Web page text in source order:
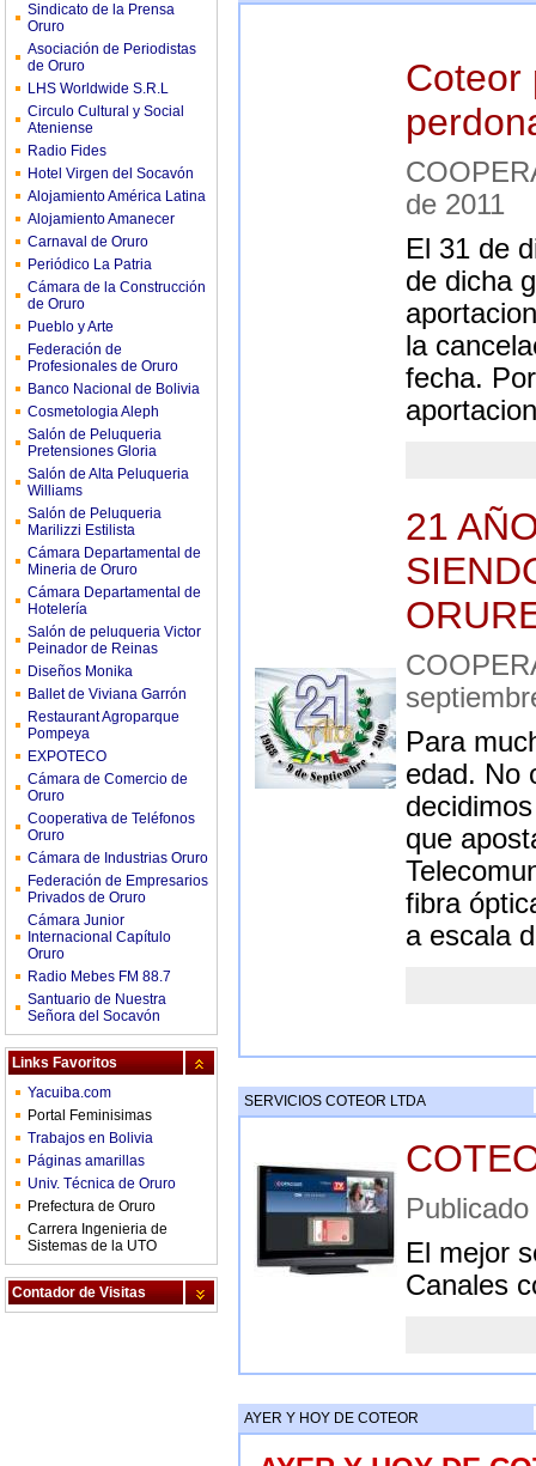
Sindicato de la Prensa
Oruro
Asociación de Periodistas
de Oruro
LHS Worldwide S.R.L
Circulo Cultural y Social
Ateniense
Radio Fides
Hotel Virgen del Socavón
Alojamiento América Latina
Alojamiento Amanecer
Carnaval de Oruro
Periódico La Patria
Cámara de la Construcción
de Oruro
Pueblo y Arte
Federación de
Profesionales de Oruro
Banco Nacional de Bolivia
Cosmetologia Aleph
Salón de Peluqueria
Pretensiones Gloria
Salón de Alta Peluqueria
Williams
Salón de Peluqueria
Marilizzi Estilista
Cámara Departamental de
Mineria de Oruro
Cámara Departamental de
Hotelería
Salón de peluqueria Victor
Peinador de Reinas
Diseños Monika
Ballet de Viviana Garrón
Restaurant Agroparque
Pompeya
EXPOTECO
Cámara de Comercio de
Oruro
Cooperativa de Teléfonos
Oruro
Cámara de Industrias Oruro
Federación de Empresarios
Privados de Oruro
Cámara Junior
Internacional Capítulo
Oruro
Radio Mebes FM 88.7
Santuario de Nuestra
Señora del Socavón
Links Favoritos
Yacuiba.com
Portal Feminisimas
Trabajos en Bolivia
Páginas amarillas
Univ. Técnica de Oruro
Prefectura de Oruro
Carrera Ingenieria de
Sistemas de la UTO
Contador de Visitas
Coteor
de 2011
El 31 de
de dicha
la
fecha.
21
Para
edad. No
que
fibra
a escala
SERVICIOS COTEOR LTDA
El mejor
Canales
AYER Y HOY DE COTEOR